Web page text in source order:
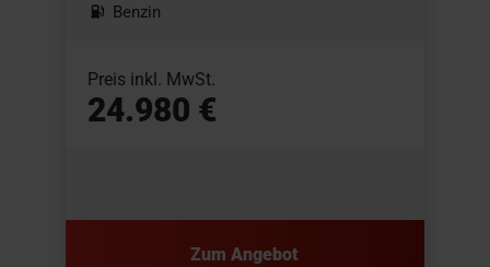
Benzin
Preis inkl. MwSt.
24.980 €
Zum Angebot